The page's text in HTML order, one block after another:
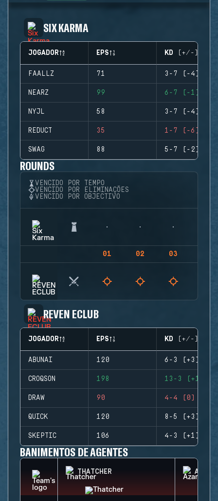
SIX KARMA
JOGADOR EPS KD (+/-)
FAALLZ 71 3-7 (-4)
NEARZ 99 6-7 (-1)
NYJL 58 3-7 (-4)
REDUCT 35 1-7 (-6)
SWAG 88 5-7 (-2)
ROUNDS
VENCIDO POR TEMPO
VENCIDO POR ELIMINAÇÕES
VENCIDO POR OBJECTIVO
01 02 03
REVEN ECLUB
JOGADOR EPS KD (+/-)
ABUNAI 120 6-3 (+3)
CROQSON 198 13-3 (+10)
DRAW 90 4-4 (0)
QUICK 120 8-5 (+3)
SKEPTIC 106 4-3 (+1)
BANIMENTOS DE AGENTES
THATCHER AZAMI